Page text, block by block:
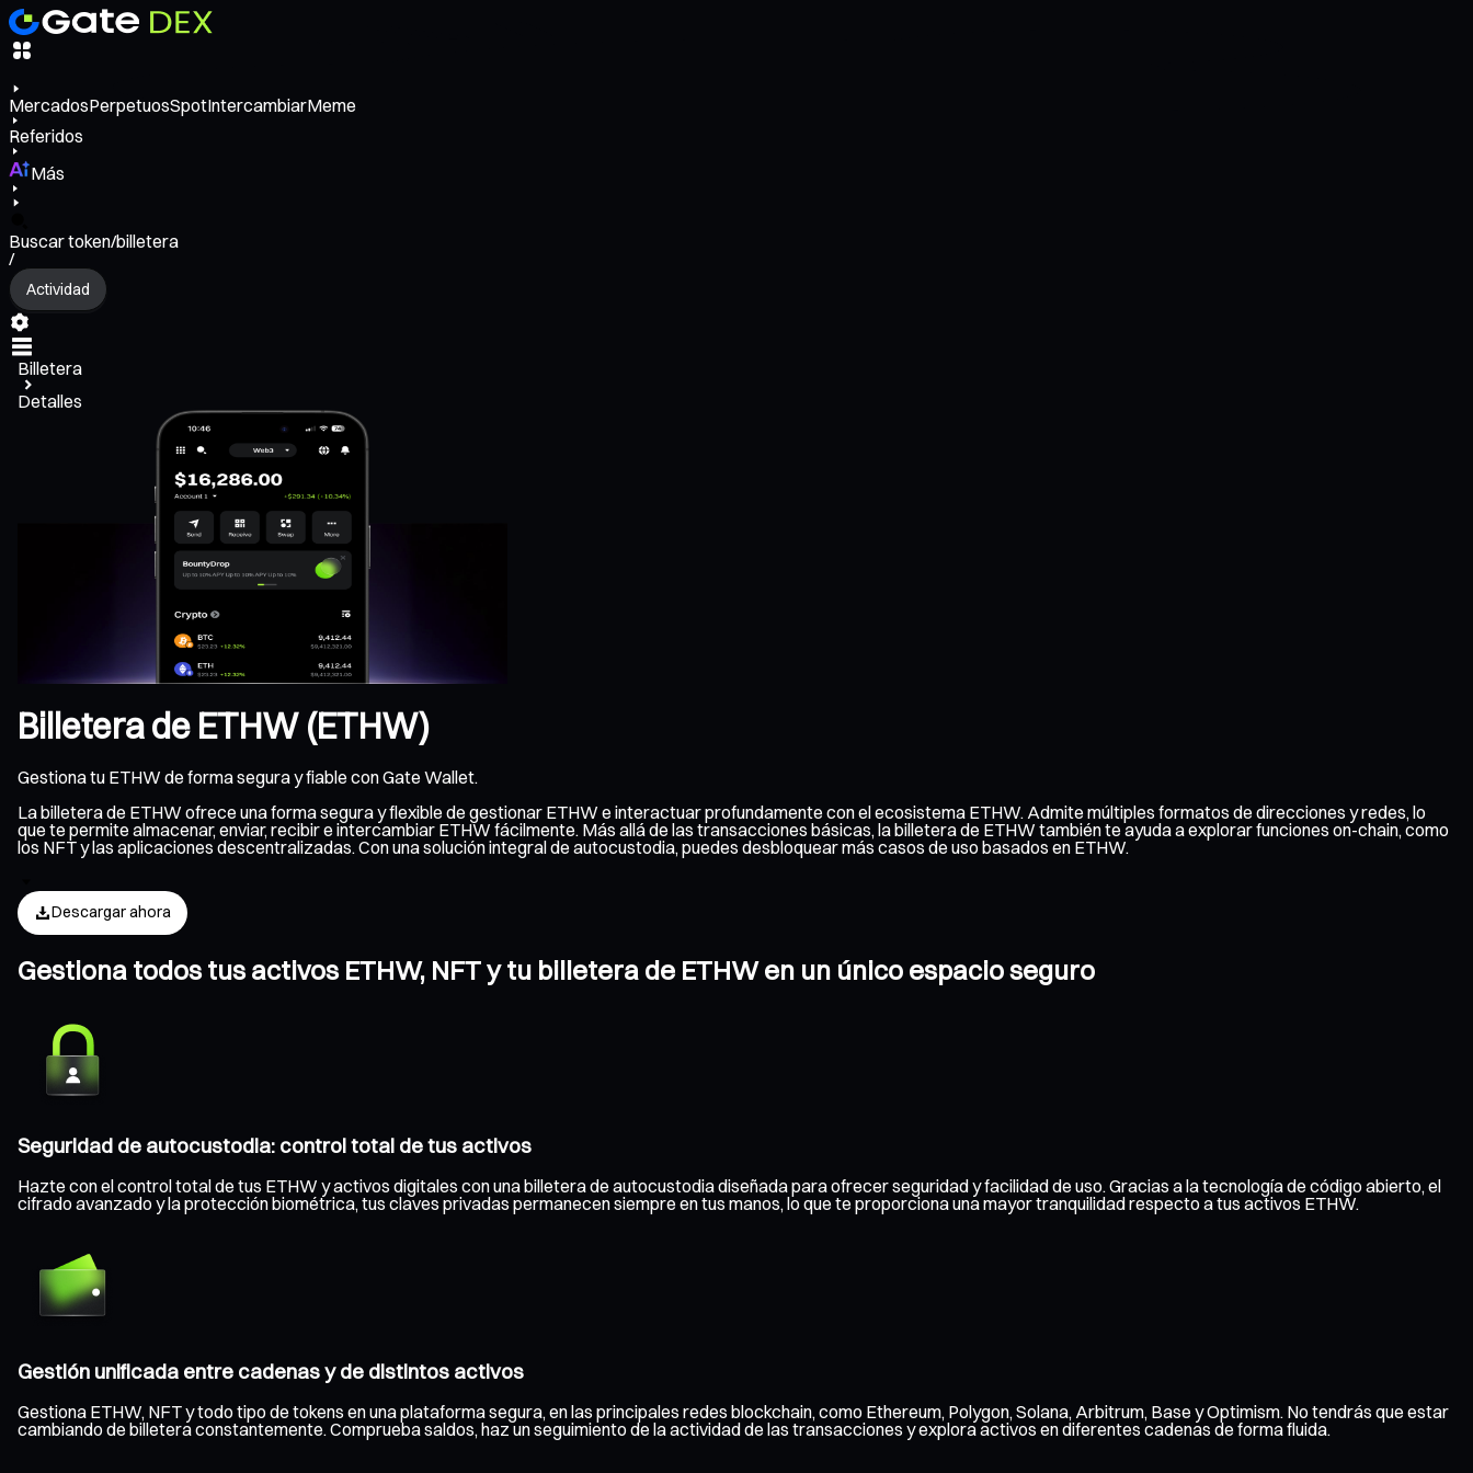
MercadosPerpetuosSpotIntercambiarMeme
Referidos
Más
Buscar token/billetera
/
Actividad
Billetera
Detalles
Billetera de ETHW (ETHW)
Gestiona tu ETHW de forma segura y fiable con Gate Wallet.
La billetera de ETHW ofrece una forma segura y flexible de gestionar ETHW e interactuar profundamente con el ecosistema ETHW. Admite múltiples formatos de direcciones y redes, lo
que te permite almacenar, enviar, recibir e intercambiar ETHW fácilmente. Más allá de las transacciones básicas, la billetera de ETHW también te ayuda a explorar funciones on-chain, como
los NFT y las aplicaciones descentralizadas. Con una solución integral de autocustodia, puedes desbloquear más casos de uso basados en ETHW.
Descargar ahora
Gestiona todos tus activos ETHW, NFT y tu billetera de ETHW en un único espacio seguro
Seguridad de autocustodia: control total de tus activos
Hazte con el control total de tus ETHW y activos digitales con una billetera de autocustodia diseñada para ofrecer seguridad y facilidad de uso. Gracias a la tecnología de código abierto, el
cifrado avanzado y la protección biométrica, tus claves privadas permanecen siempre en tus manos, lo que te proporciona una mayor tranquilidad respecto a tus activos ETHW.
Gestión unificada entre cadenas y de distintos activos
Gestiona ETHW, NFT y todo tipo de tokens en una plataforma segura, en las principales redes blockchain, como Ethereum, Polygon, Solana, Arbitrum, Base y Optimism. No tendrás que estar
cambiando de billetera constantemente. Comprueba saldos, haz un seguimiento de la actividad de las transacciones y explora activos en diferentes cadenas de forma fluida.